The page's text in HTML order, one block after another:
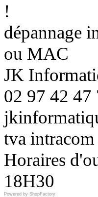
!
dépannage
ou MAC
JK
02 97 42
tva
Horaires
18H30
Powered by ShopFactory